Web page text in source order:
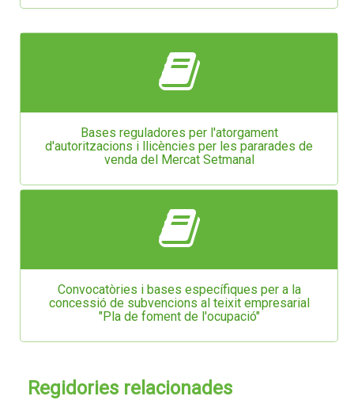
Bases reguladores per l'atorgament
d'autoritzacions i llicències per les pararades de
venda del Mercat Setmanal
Convocatòries i bases específiques per a la
concessió de subvencions al teixit empresarial
"Pla de foment de l'ocupació"
Regidories relacionades